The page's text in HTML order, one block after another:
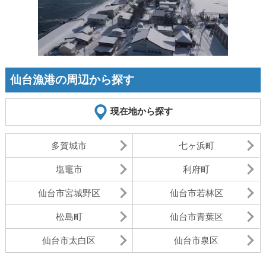
仙台漁港の周辺から探す
現在地から探す
多賀城市 七ヶ浜町
塩竈市 利府町
仙台市宮城野区 仙台市若林区
松島町 仙台市青葉区
仙台市太白区 仙台市泉区